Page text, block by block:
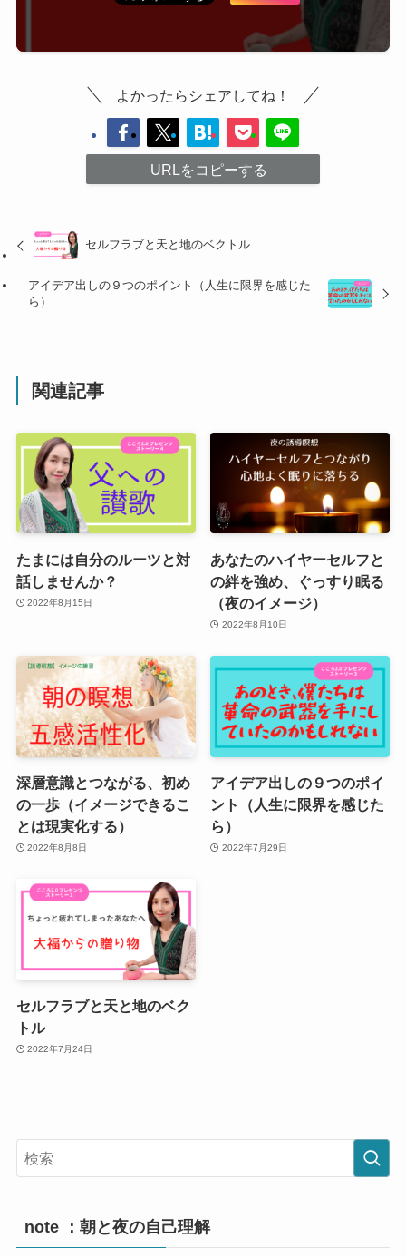
よかったらシェアしてね！
URLをコピーする
セルフラブと天と地のベクトル
アイデア出しの９つのポイント（人生に限界を感じた
ら）
関連記事
たまには自分のルーツと対
話しませんか？
2022年8月15日
あなたのハイヤーセルフと
の絆を強め、ぐっすり眠る
（夜のイメージ）
2022年8月10日
深層意識とつながる、初め
の一歩（イメージできるこ
とは現実化する）
2022年8月8日
アイデア出しの９つのポイ
ント（人生に限界を感じた
ら）
2022年7月29日
セルフラブと天と地のベク
トル
2022年7月24日
note ：朝と夜の自己理解